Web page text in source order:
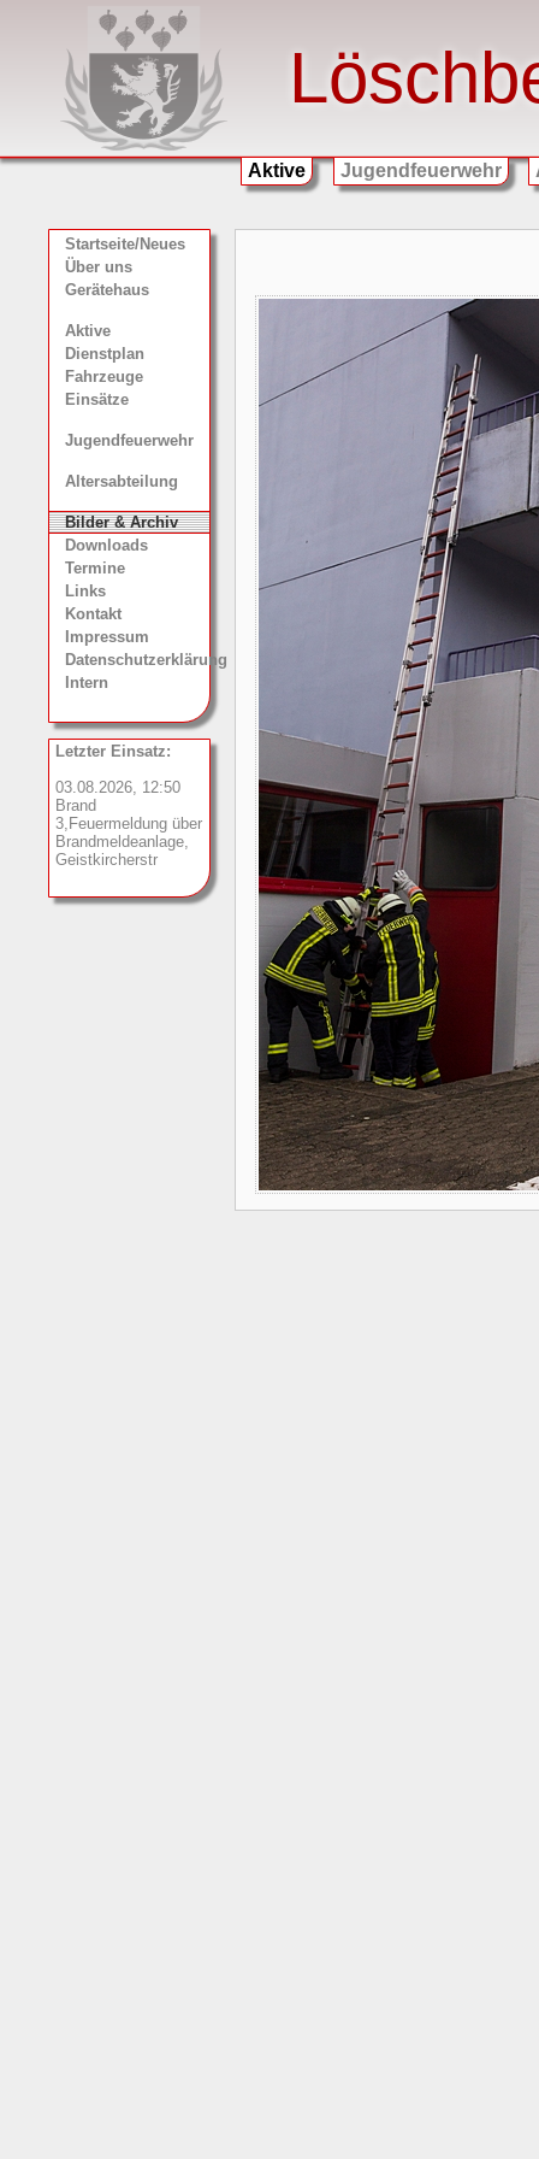
Aktive Jugendfeuerwehr
Startseite/Neues
Über uns
Gerätehaus
Aktive
Dienstplan
Fahrzeuge
Einsätze
Jugendfeuerwehr
Altersabteilung
Bilder & Archiv
Downloads
Termine
Links
Kontakt
Impressum
Datenschutzerklärung
Intern
Letzter Einsatz:
03.08.2026, 12:50
Brand
3,Feuermeldung über
Brandmeldeanlage,
Geistkircherstr